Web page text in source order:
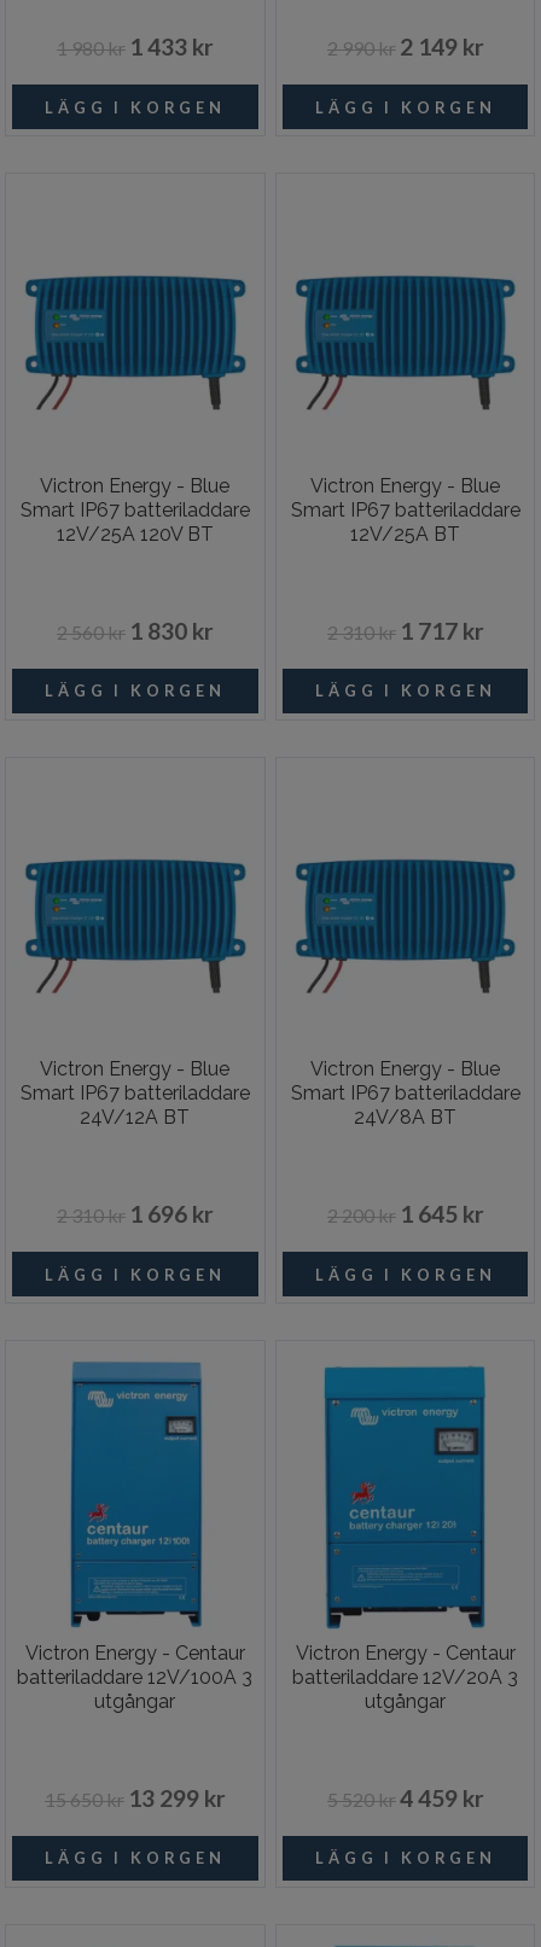
1 980 kr 1 433 kr 2 990 kr 2 149 kr
Victron Energy - Blue
Smart IP67 batteriladdare
12V/25A 120V BT
2 560 kr 1 830 kr
Victron Energy - Blue
Smart IP67 batteriladdare
12V/25A BT
2 310 kr 1 717 kr
Victron Energy - Blue
Smart IP67 batteriladdare
24V/12A BT
2 310 kr 1 696 kr
Victron Energy - Blue
Smart IP67 batteriladdare
24V/8A BT
2 200 kr 1 645 kr
Victron Energy - Centaur
batteriladdare 12V/100A 3
utgångar
15 650 kr 13 299 kr
Victron Energy - Centaur
batteriladdare 12V/20A 3
utgångar
5 520 kr4 459 kr